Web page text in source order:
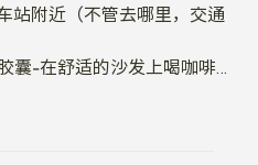
站附近（不管去哪里，交通
囊-在舒适的沙发上喝咖啡的